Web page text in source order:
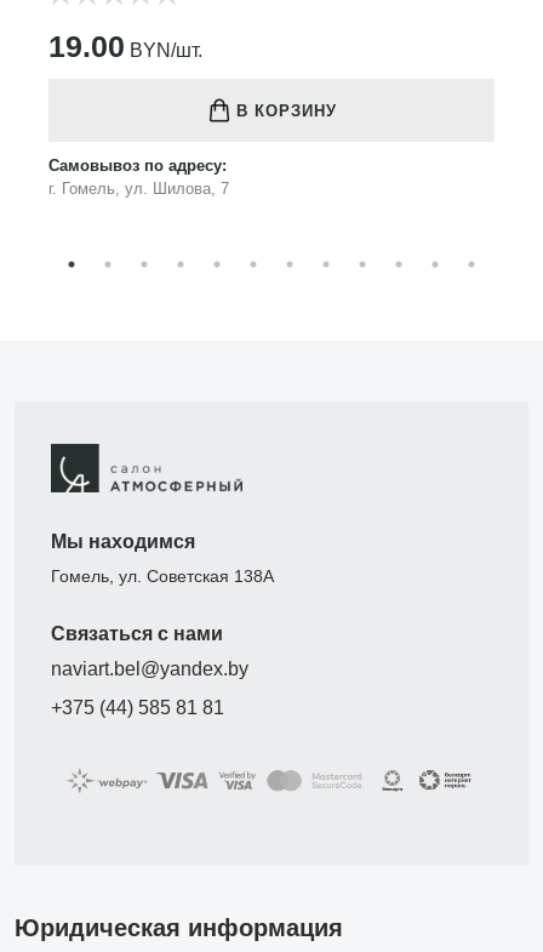
19.00 BYN/шт.
В КОРЗИНУ
Самовывоз по адресу:
г. Гомель, ул. Шилова, 7
Мы находимся
Гомель, ул. Советская 138А
Связаться с нами
naviart.bel@yandex.by
+375 (44) 585 81 81
Юридическая информация